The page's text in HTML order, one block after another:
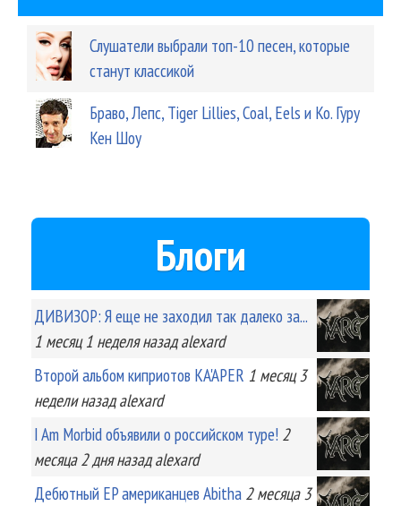
Слушатели выбрали топ-10 песен, которые
станут классикой
Браво, Лепс, Tiger Lillies, Coal, Eels и Ко. Гуру
Кен Шоу
Блоги
ДИВИЗОР: Я еще не заходил так далеко за...
1 месяц 1 неделяназад alexard
Второй альбом киприотов KA'APER 1 месяц 3
неделиназад alexard
I Am Morbid объявили о российском туре! 2
месяца 2 дняназад alexard
Дебютный EP американцев Abitha 2 месяца 3